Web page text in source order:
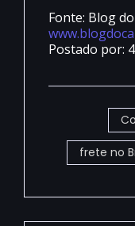
Fonte: Blog
Postado por:
frete no